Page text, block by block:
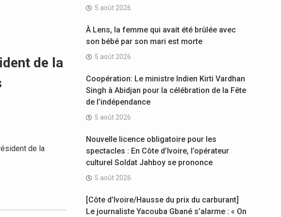
de la
de la
5 août 2026
À Lens, la femme qui avait été brûlée avec
son bébé par son mari est morte
5 août 2026
Coopération: Le ministre Indien Kirti Vardhan
Singh à Abidjan pour la célébration de la Fête
de l’indépendance
5 août 2026
Nouvelle licence obligatoire pour les
spectacles : En Côte d’Ivoire, l’opérateur
culturel Soldat Jahboy se prononce
5 août 2026
[Côte d’Ivoire/Hausse du prix du carburant]
Le journaliste Yacouba Gbané s’alarme : « On